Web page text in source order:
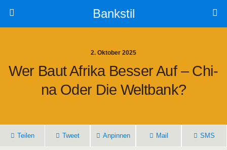
Bankstil
2. Oktober 2025
Wer Baut Afri­ka Bes­ser Auf – Chi­
Na Oder Die Weltbank?
Tei­len Tweet Anpin­nen Mail SMS